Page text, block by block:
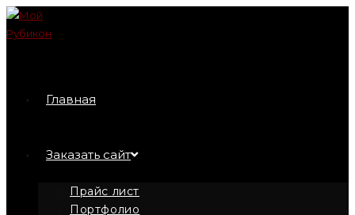
Перейти
к
Главная
Заказать сайт
Прайс лист
Портфолио